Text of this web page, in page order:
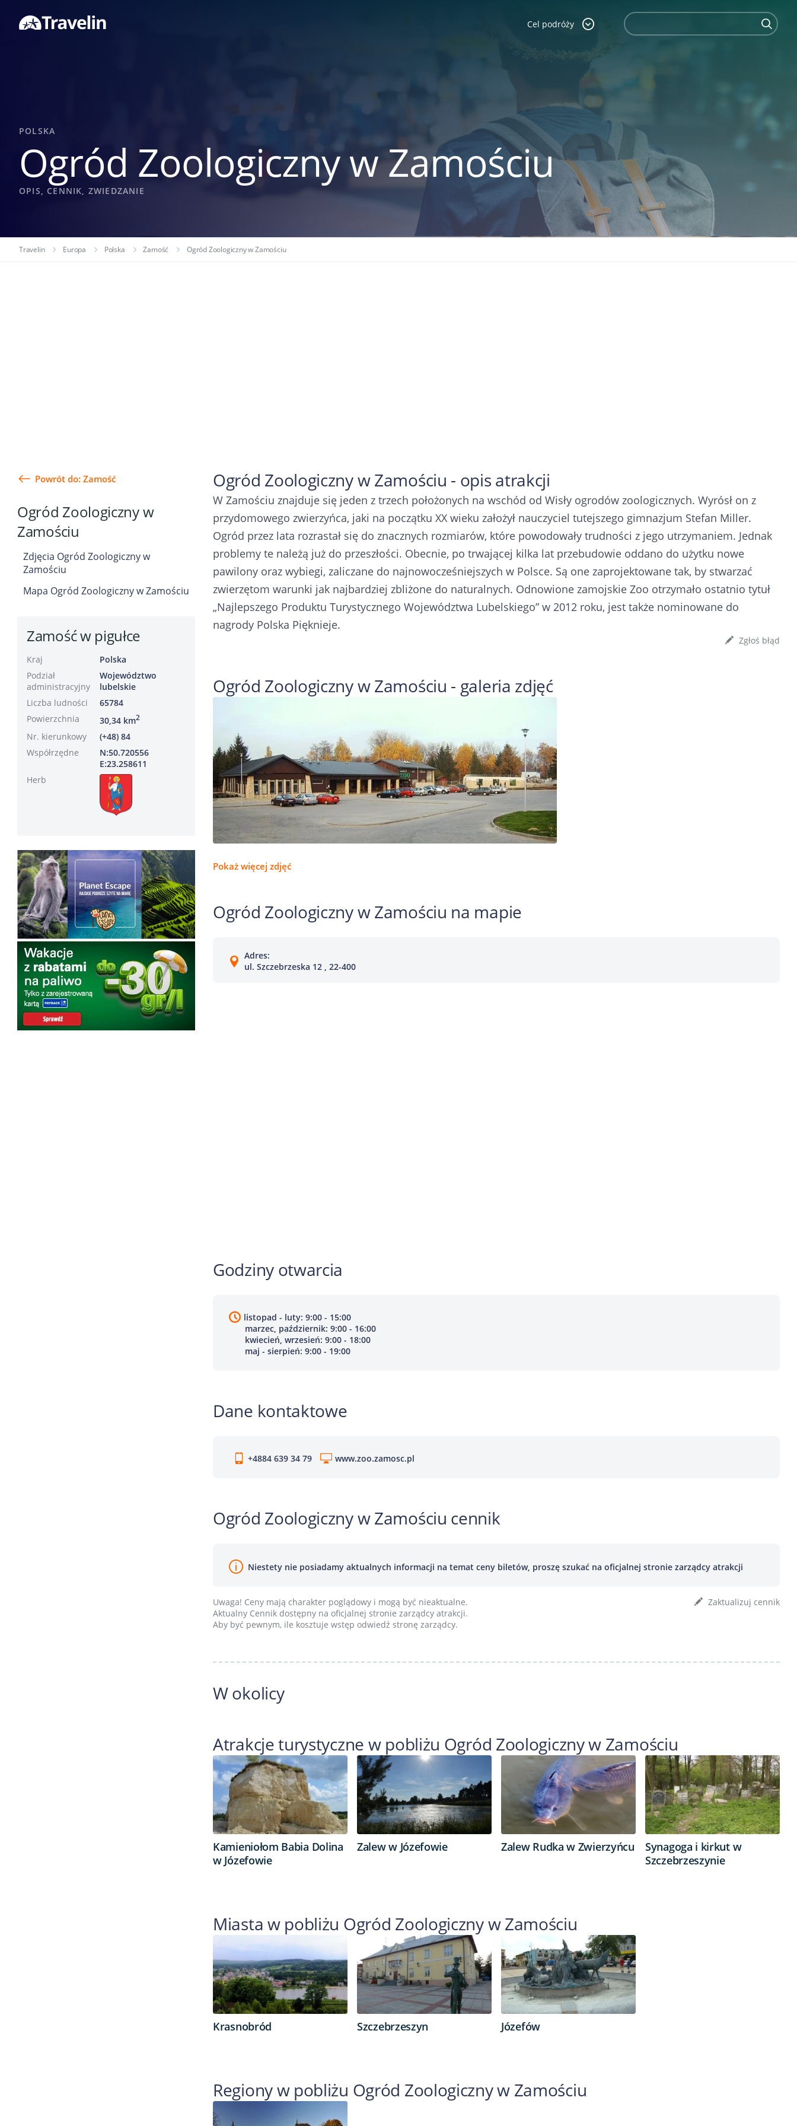
Cel podróży
POLSKA
Ogród Zoologiczny w Zamościu
OPIS, CENNIK, ZWIEDZANIE
Travelin Europa Polska Zamość Ogród Zoologiczny w Zamościu
Powrót do: Zamość
Ogród Zoologiczny w
Zamościu
Zdjęcia Ogród Zoologiczny w
Zamościu
Mapa Ogród Zoologiczny w Zamościu
Zamość w pigułce
Kraj
Polska
Podział
administracyjny
Województwo
lubelskie
Liczba ludności
65784
Powierzchnia
30,34 km2
Nr. kierunkowy
(+48) 84
Współrzędne
N:50.720556
E:23.258611
Herb
Ogród Zoologiczny w Zamościu - opis atrakcji
W Zamościu znajduje się jeden z trzech położonych na wschód od Wisły ogrodów zoologicznych. Wyrósł on z
przydomowego zwierzyńca, jaki na początku XX wieku założył nauczyciel tutejszego gimnazjum Stefan Miller.
Ogród przez lata rozrastał się do znacznych rozmiarów, które powodowały trudności z jego utrzymaniem. Jednak
problemy te należą już do przeszłości. Obecnie, po trwającej kilka lat przebudowie oddano do użytku nowe
pawilony oraz wybiegi, zaliczane do najnowocześniejszych w Polsce. Są one zaprojektowane tak, by stwarzać
zwierzętom warunki jak najbardziej zbliżone do naturalnych. Odnowione zamojskie Zoo otrzymało ostatnio tytuł
„Najlepszego Produktu Turystycznego Województwa Lubelskiego” w 2012 roku, jest także nominowane do
nagrody Polska Pięknieje.
Zgłoś błąd
Ogród Zoologiczny w Zamościu - galeria zdjęć
Pokaż więcej zdjęć
Ogród Zoologiczny w Zamościu na mapie
Adres:
ul. Szczebrzeska 12 , 22-400
Godziny otwarcia
listopad - luty: 9:00 - 15:00
marzec, październik: 9:00 - 16:00
kwiecień, wrzesień: 9:00 - 18:00
maj - sierpień: 9:00 - 19:00
Dane kontaktowe
+4884 639 34 79 www.zoo.zamosc.pl
Ogród Zoologiczny w Zamościu cennik
Niestety nie posiadamy aktualnych informacji na temat ceny biletów, proszę szukać na oficjalnej stronie zarządcy atrakcji
Zaktualizuj cennik
Uwaga! Ceny mają charakter poglądowy i mogą być nieaktualne.
Aktualny Cennik dostępny na oficjalnej stronie zarządcy atrakcji.
Aby być pewnym, ile kosztuje wstęp odwiedź stronę zarządcy.
W okolicy
Atrakcje turystyczne w pobliżu Ogród Zoologiczny w Zamościu
Kamieniołom Babia Dolina
w Józefowie
Zalew w Józefowie Zalew Rudka w Zwierzyńcu
Synagoga i kirkut w
Szczebrzeszynie
Miasta w pobliżu Ogród Zoologiczny w Zamościu
Krasnobród Szczebrzeszyn Józefów
Regiony w pobliżu Ogród Zoologiczny w Zamościu